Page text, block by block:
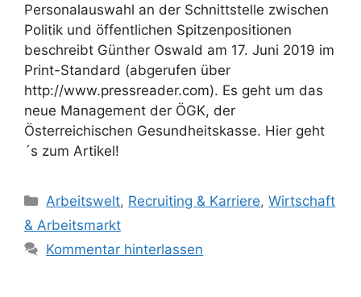
Personalauswahl an der Schnittstelle zwischen
Politik und öffentlichen Spitzenpositionen
beschreibt Günther Oswald am 17. Juni 2019 im
Print-Standard (abgerufen über
http://www.pressreader.com). Es geht um das
neue Management der ÖGK, der
Österreichischen Gesundheitskasse. Hier geht
´s zum Artikel!
Kategorien
Arbeitswelt, Recruiting & Karriere,Wirtschaft
& Arbeitsmarkt
Kommentar hinterlassen